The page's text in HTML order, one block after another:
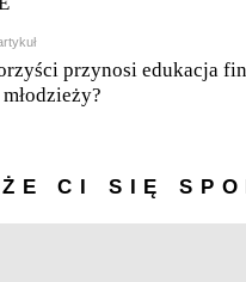
przynosi edukacja
CI SIĘ